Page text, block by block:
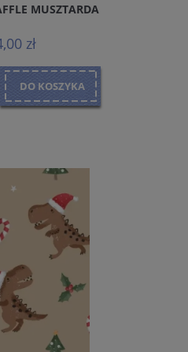
MUSZTARDA
zł
DO KOSZYKA